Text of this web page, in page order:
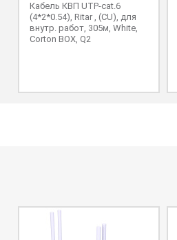
Кабель КВП UTP-cat.6
(4*2*0.54), Ritar , (CU), для
внутр. работ, 305м, White,
Corton BOX, Q2